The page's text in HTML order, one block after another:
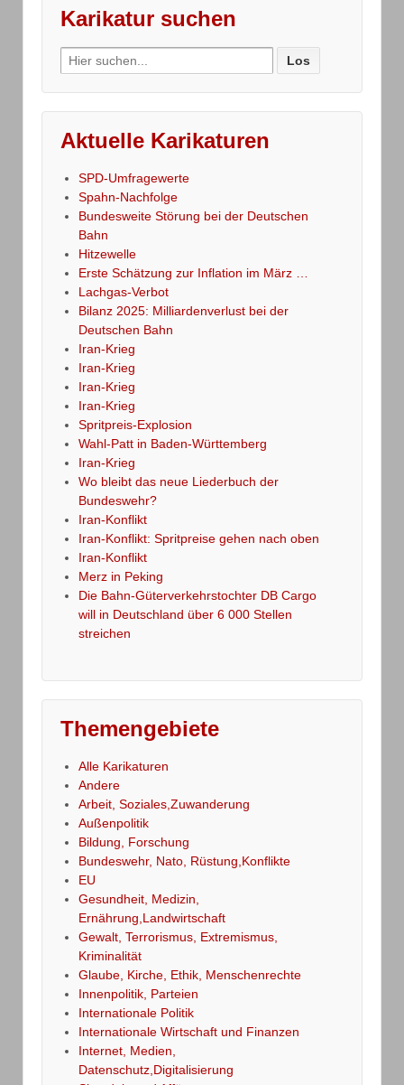
Karikatur suchen
Search
for:
Aktuelle Karikaturen
SPD-Umfragewerte
Spahn-Nachfolge
Bundesweite Störung bei der Deutschen
Bahn
Hitzewelle
Erste Schätzung zur Inflation im März …
Lachgas-Verbot
Bilanz 2025: Milliardenverlust bei der
Deutschen Bahn
Iran-Krieg
Iran-Krieg
Iran-Krieg
Iran-Krieg
Spritpreis-Explosion
Wahl-Patt in Baden-Württemberg
Iran-Krieg
Wo bleibt das neue Liederbuch der
Bundeswehr?
Iran-Konflikt
Iran-Konflikt: Spritpreise gehen nach oben
Iran-Konflikt
Merz in Peking
Die Bahn-Güterverkehrstochter DB Cargo
will in Deutschland über 6 000 Stellen
streichen
Themengebiete
Alle Karikaturen
Andere
Arbeit, Soziales,Zuwanderung
Außenpolitik
Bildung, Forschung
Bundeswehr, Nato, Rüstung,Konflikte
EU
Gesundheit, Medizin,
Ernährung,Landwirtschaft
Gewalt, Terrorismus, Extremismus,
Kriminalität
Glaube, Kirche, Ethik, Menschenrechte
Innenpolitik, Parteien
Internationale Politik
Internationale Wirtschaft und Finanzen
Internet, Medien,
Datenschutz,Digitalisierung